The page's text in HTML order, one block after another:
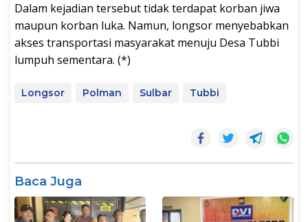
Dalam kejadian tersebut tidak terdapat korban jiwa
maupun korban luka. Namun, longsor menyebabkan
akses transportasi masyarakat menuju Desa Tubbi
lumpuh sementara. (*)
Longsor Polman Sulbar Tubbi
Baca Juga